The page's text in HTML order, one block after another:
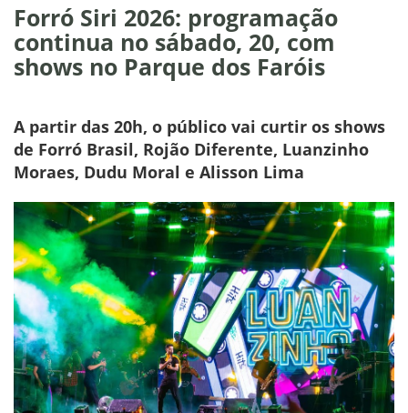
Forró Siri 2026: programação
continua no sábado, 20, com
shows no Parque dos Faróis
A partir das 20h, o público vai curtir os shows
de Forró Brasil, Rojão Diferente, Luanzinho
Moraes, Dudu Moral e Alisson Lima